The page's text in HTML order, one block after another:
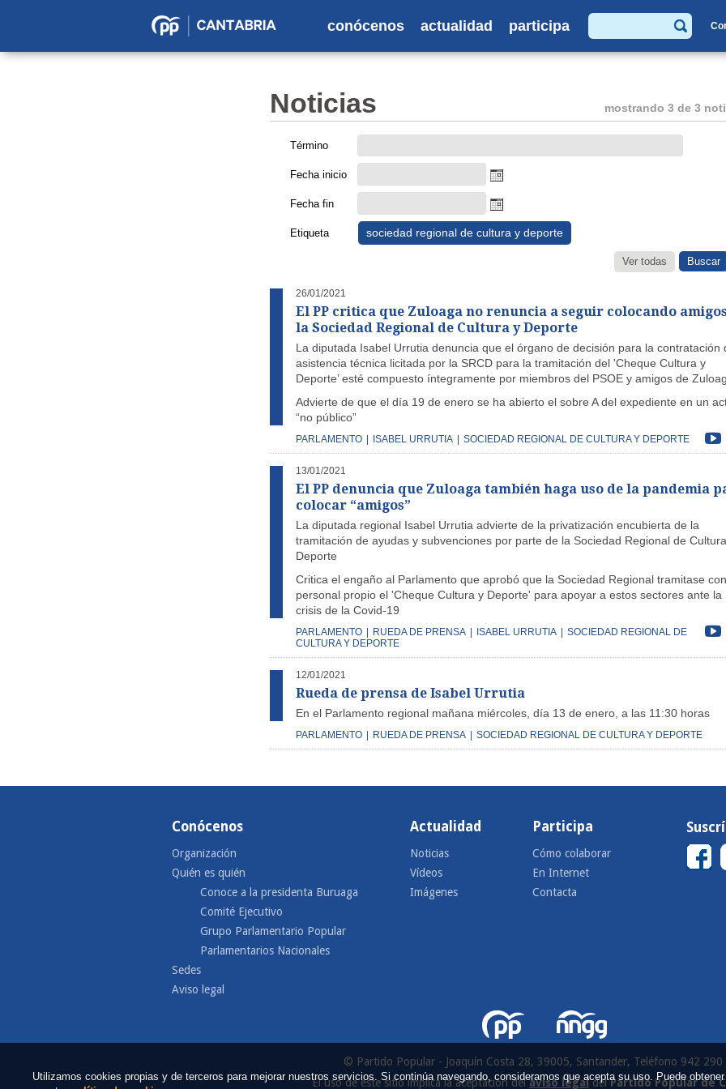
Partido
conócenos actualidad participa
Buscar
Noticias mostrando 3 de 3
Término
Fecha inicio
Fecha fin
Etiqueta sociedad regional de cultura y deporte
Ver todas
26/01/2021
El PP critica que Zuloaga no renuncia a seguir colocando
la Sociedad Regional de Cultura y Deporte
La diputada Isabel Urrutia denuncia que el órgano de decisión para la contratación
asistencia técnica licitada por la SRCD para la tramitación del 'Cheque Cultura y
Deporte’ esté compuesto íntegramente por miembros del PSOE y amigos de
Advierte de que el día 19 de enero se ha abierto el sobre A del expediente en un
“no público”
PARLAMENTO ISABEL URRUTIA SOCIEDAD REGIONAL DE CULTURA Y DEPORTE
13/01/2021
El PP denuncia que Zuloaga también haga uso de la pandemia
colocar “amigos”
La diputada regional Isabel Urrutia advierte de la privatización encubierta de la
tramitación de ayudas y subvenciones por parte de la Sociedad Regional de
Deporte
Critica el engaño al Parlamento que aprobó que la Sociedad Regional tramitase con
personal propio el 'Cheque Cultura y Deporte' para apoyar a estos sectores ante la
crisis de la Covid-19
PARLAMENTO RUEDA DE PRENSA ISABEL URRUTIA
SOCIEDAD REGIONAL DE
CULTURA Y DEPORTE
12/01/2021
Rueda de prensa de Isabel Urrutia
En el Parlamento regional mañana miércoles, día 13 de enero, a las 11:30 horas
PARLAMENTO RUEDA DE PRENSA SOCIEDAD REGIONAL DE CULTURA Y DEPORTE
Conócenos
Organización
Quién es quién
Conoce a la presidenta Buruaga
Comité Ejecutivo
Grupo Parlamentario Popular
Parlamentarios Nacionales
Sedes
Aviso legal
Actualidad
Noticias
Vídeos
Imágenes
Participa
Cómo colaborar
En Internet
Contacta
© Partido Popular - Joaquín Costa 28, 39005, Santander, Teléfono 942 290
El uso de este sitio implica la aceptación delaviso legaldelPartido Popular de
Utilizamos cookies propias y de terceros para mejorar nuestros servicios. Si continúa navegando, consideramos que acepta su uso. Puede